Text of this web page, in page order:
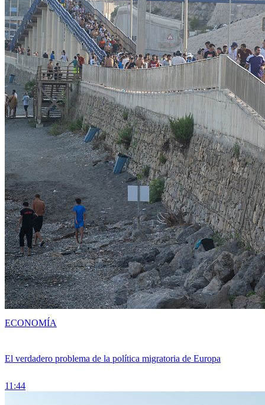
El verdadero problema de la política migratoria de Europa
11:44
ECONOMÍA